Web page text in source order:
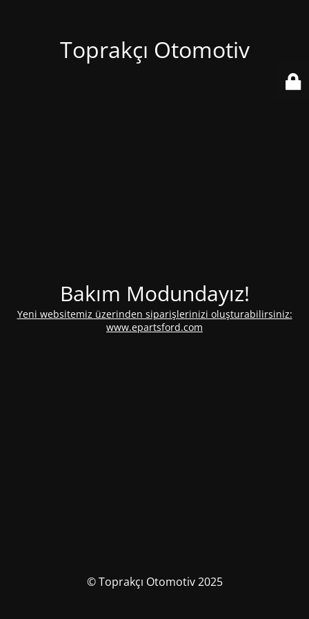
Toprakçı Otomotiv
Bakım Modundayız!
Yeni websitemiz üzerinden siparişlerinizi oluşturabilirsiniz:
www.epartsford.com
© Toprakçı Otomotiv 2025